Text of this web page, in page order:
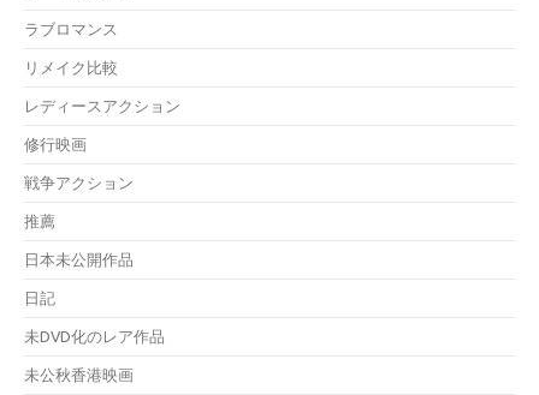
ラブロマンス
リメイク比較
レディースアクション
修行映画
戦争アクション
推薦
日本未公開作品
日記
未DVD化のレア作品
未公秋香港映画